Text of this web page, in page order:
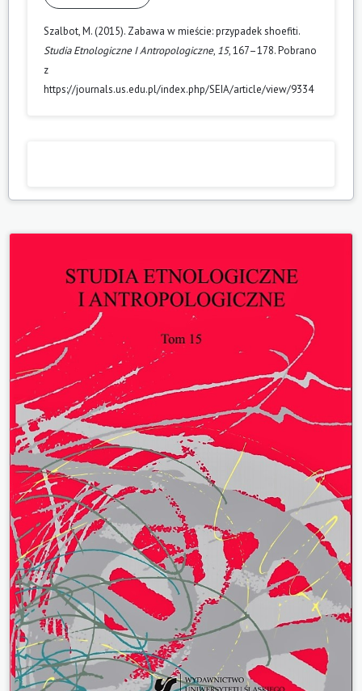
Szalbot, M. (2015). Zabawa w mieście: przypadek shoefiti.
Studia Etnologiczne I Antropologiczne, 15, 167–178. Pobrano
z
https://journals.us.edu.pl/index.php/SEIA/article/view/9334